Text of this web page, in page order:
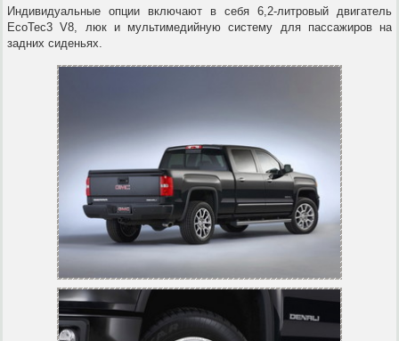
Индивидуальные опции включают в себя 6,2-литровый двигатель
EcoTec3 V8, люк и мультимедийную систему для пассажиров на
задних сиденьях.